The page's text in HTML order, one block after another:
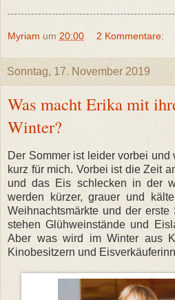
Myriam um 20:00 2 Kommentare:
Sonntag, 17. November 2019
Was macht Erika mit
Winter?
Der Sommer ist leider vorbei
kurz für mich. Vorbei ist die Zeit
und das Eis schlecken in der
werden kürzer, grauer und
Weihnachtsmärkte und der
stehen Glühweinstände und
Aber was wird im Winter aus
Kinobesitzern und